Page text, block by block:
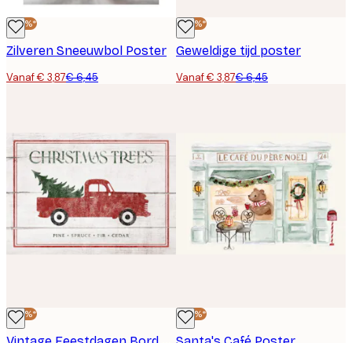
-40%*
Zilveren Sneeuwbol Poster
Vanaf € 3,87€ 6,45
-40%*
Geweldige tijd poster
Vanaf € 3,87€ 6,45
-40%* -40%*